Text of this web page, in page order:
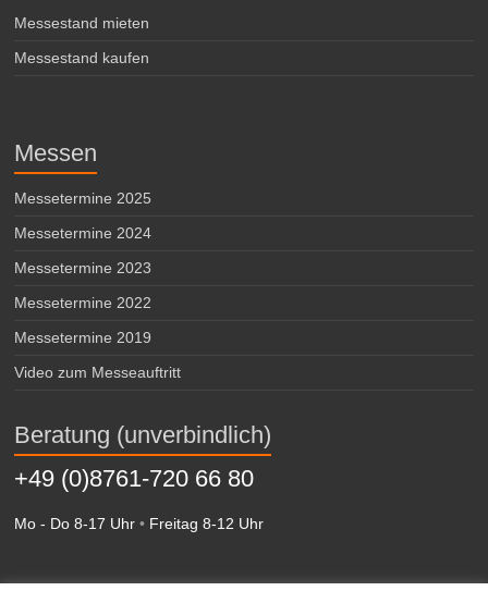
Messestand mieten
Messestand kaufen
Messen
Messetermine 2025
Messetermine 2024
Messetermine 2023
Messetermine 2022
Messetermine 2019
Video zum Messeauftritt
Beratung (unverbindlich)
+49 (0)8761-720 66 80
Mo - Do 8-17 Uhr • Freitag 8-12 Uhr